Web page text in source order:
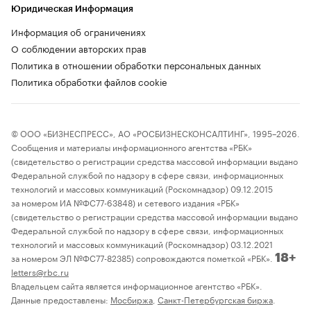
Юридическая Информация
Информация об ограничениях
О соблюдении авторских прав
Политика в отношении обработки персональных данных
Политика обработки файлов cookie
© ООО «БИЗНЕСПРЕСС», АО «РОСБИЗНЕСКОНСАЛТИНГ», 1995–2026.
Сообщения и материалы информационного агентства «РБК»
(свидетельство о регистрации средства массовой информации выдано
Федеральной службой по надзору в сфере связи, информационных
технологий и массовых коммуникаций (Роскомнадзор) 09.12.2015
за номером ИА №ФС77-63848) и сетевого издания «РБК»
(свидетельство о регистрации средства массовой информации выдано
Федеральной службой по надзору в сфере связи, информационных
технологий и массовых коммуникаций (Роскомнадзор) 03.12.2021
за номером ЭЛ №ФС77-82385) сопровождаются пометкой «РБК». 18+
letters@rbc.ru
Владельцем сайта является информационное агентство «РБК».
Данные предоставлены: Мосбиржа Санкт-Петербургская биржа